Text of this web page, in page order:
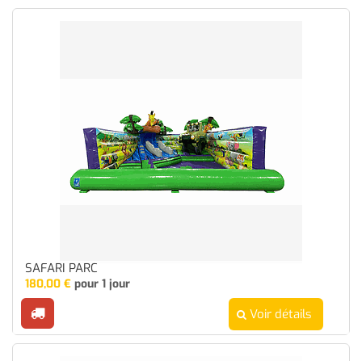
SAFARI PARC
180,00 € pour 1 jour
Voir détails